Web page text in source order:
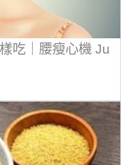
吃｜腰瘦心機 Ju